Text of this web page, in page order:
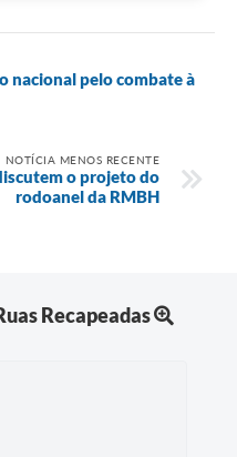
nacional pelo combate à
NOTÍCIA MENOS RECENTE
o projeto do
rodoanel da RMBH
Recapeadas